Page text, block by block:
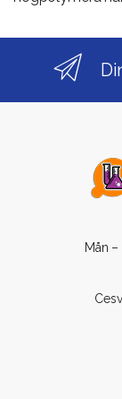
Mån